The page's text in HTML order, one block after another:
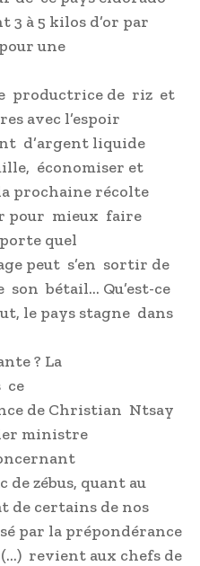
à 5 kilos d’or par
une
productrice de riz et
avec l’espoir
d’argent liquide
économiser et
prochaine récolte
pour mieux faire
quel
peut s’en sortir de
bétail… Qu’est-ce
le pays stagne dans
? La
ce
de Christian Ntsay
ministre
zébus, quant au
de certains de nos
par la prépondérance
revient aux chefs de